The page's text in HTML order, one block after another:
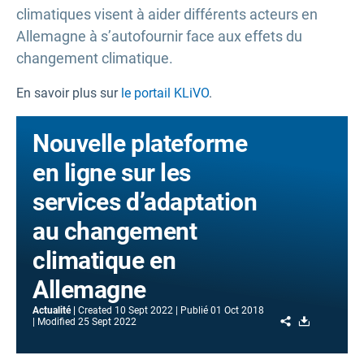
climatiques visent à aider différents acteurs en
Allemagne à s’autofournir face aux effets du
changement climatique.
En savoir plus sur le portail KLiVO.
Nouvelle plateforme
en ligne sur les
services d’adaptation
au changement
climatique en
Allemagne
Actualité Created 10 Sept 2022 Publié 01 Oct 2018
Modified 25 Sept 2022 Share